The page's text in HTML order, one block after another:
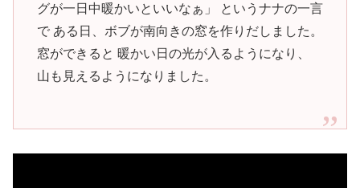
グが一日中暖かいといいなぁ」 というナナの一言
で ある日、ボブが南向きの窓を作りだしました。
窓ができると 暖かい日の光が入るようになり、
山も見えるようになりました。